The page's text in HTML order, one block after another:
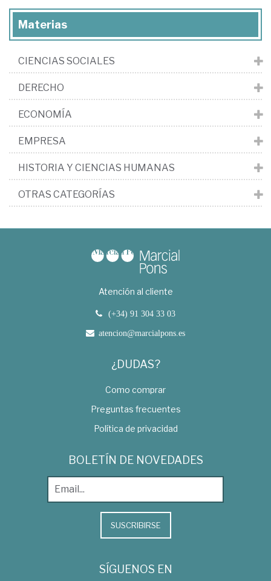
Materias
CIENCIAS SOCIALES
DERECHO
ECONOMÍA
EMPRESA
HISTORIA Y CIENCIAS HUMANAS
OTRAS CATEGORÍAS
Atención al cliente
(+34) 91 304 33 03
atencion@marcialpons.es
¿DUDAS?
Como comprar
Preguntas frecuentes
Política de privacidad
BOLETÍN DE NOVEDADES
SUSCRIBIRSE
SÍGUENOS EN